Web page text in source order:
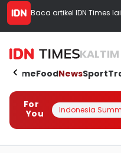
Baca artikel IDN Times
KALTIM
HomeFoodNewsSport
For
You
Indonesia